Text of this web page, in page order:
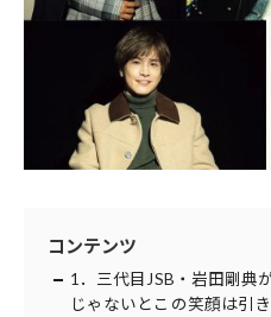
コンテンツ
1．三代目JSB・岩田剛典
じゃないとこの笑顔は引き